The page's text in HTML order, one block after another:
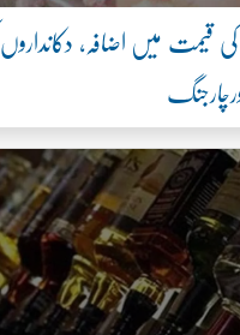
قیمت میں اضافہ،